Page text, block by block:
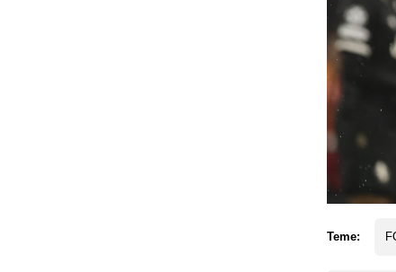
Teme: